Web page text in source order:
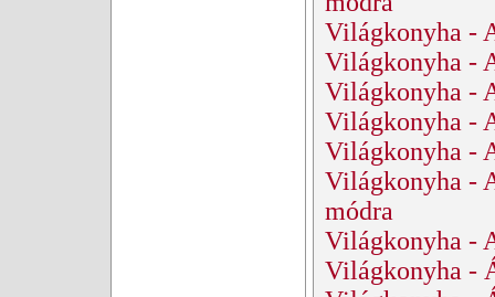
Világkonyha -
Világkonyha -
Világkonyha -
Világkonyha -
Világkonyha -
Világkonyha -
módra
Világkonyha -
Világkonyha -